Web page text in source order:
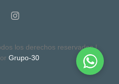
los derechos reservados |
Grupo-30